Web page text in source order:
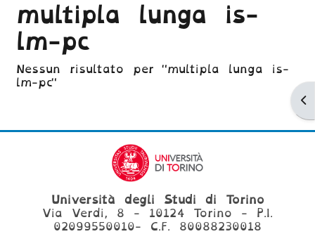
multipla lunga is-
lm-pc
Nessun risultato per "multipla lunga is-
lm-pc"
Università degli Studi di Torino
Via Verdi, 8 - 10124 Torino - P.I.
02099550010- C.F. 80088230018